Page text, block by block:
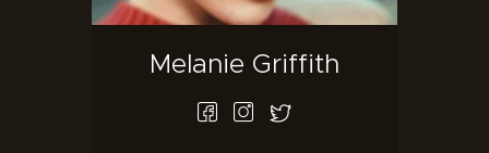
Melanie Griffith